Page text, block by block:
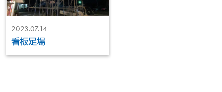
2023.07.14
看板足場